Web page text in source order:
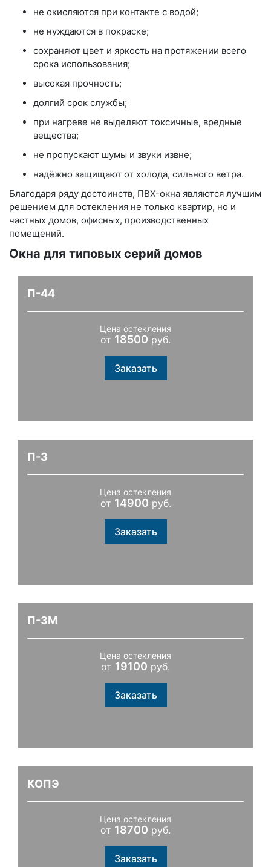
не окисляются при контакте с водой;
не нуждаются в покраске;
сохраняют цвет и яркость на протяжении всего
срока использования;
высокая прочность;
долгий срок службы;
при нагреве не выделяют токсичные, вредные
вещества;
не пропускают шумы и звуки извне;
надёжно защищают от холода, сильного ветра.
Благодаря ряду достоинств, ПВХ-окна являются лучшим
решением для остекления не только квартир, но и
частных домов, офисных, производственных
помещений.
Окна для типовых серий домов
П-44
Цена остекления
от 18500 руб.
Заказать
П-3
Цена остекления
от 14900 руб.
Заказать
П-3М
Цена остекления
от 19100 руб.
Заказать
КОПЭ
Цена остекления
от 18700 руб.
Заказать